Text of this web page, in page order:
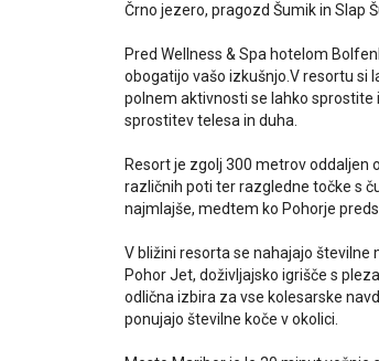
Črno jezero, pragozd Šumik in Slap
Pred Wellness & Spa hotelom
obogatijo vašo izkušnjo.V resortu si
polnem aktivnosti se lahko sprostite
sprostitev telesa in duha.
Resort je zgolj 300 metrov oddaljen
različnih poti ter razgledne točke s
najmlajše, medtem ko Pohorje
V bližini resorta se nahajajo
Pohor Jet, doživljajsko igrišče s
odlična izbira za vse kolesarske
ponujajo številne koče v okolici.